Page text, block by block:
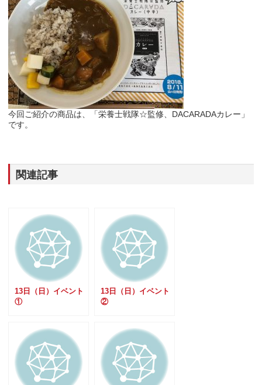
今回ご紹介の商品は、「栄養士戦隊☆監修、DACARADAカレー」
です。
関連記事
13日（日）イベント
①
13日（日）イベント
②